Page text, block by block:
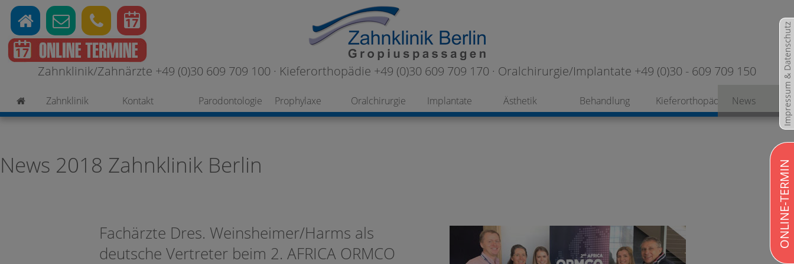
Impressum & Datenschutz
ONLINE-TERMIN
Zahnklinik/Zahnärzte +49 (0)30 609 709 100 · Kieferorthopädie +49 (0)30 609 709 170 · Oralchirurgie/Implantate +49 (0)30 - 609 709 150
Zahnklinik Kontakt Parodontologie Prophylaxe Oralchirurgie Implantate Ästhetik Behandlung Kieferorthopädie News
News 2018 Zahnklinik Berlin
Fachärzte Dres. Weinsheimer/Harms als
deutsche Vertreter beim 2. AFRICA ORMCO